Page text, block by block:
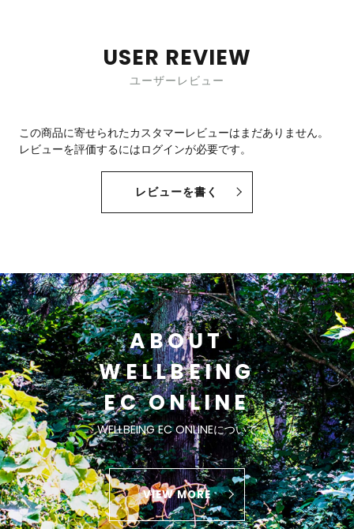
USER REVIEW
ユーザーレビュー
この商品に寄せられたカスタマーレビューはまだありません。
レビューを評価するにはログインが必要です。
レビューを書く
ABOUT
WELLBEING
EC ONLINE
WELLBEING EC ONLINEについて
VIEW MORE